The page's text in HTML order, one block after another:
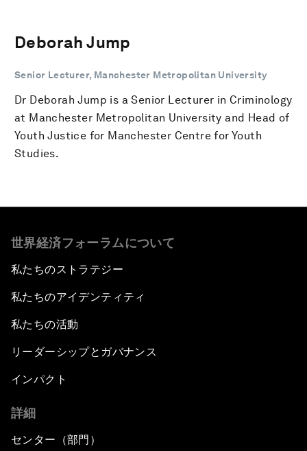
Deborah Jump
Senior Lecturer, Manchester Metropolitan University
Dr Deborah Jump is a Senior Lecturer in Criminology
at Manchester Metropolitan University and Head of
Youth Justice for Manchester Centre for Youth
Studies.
世界経済フォーラムについて
私たちのストラテジー
私たちのアイデンティティ
私たちの活動
リーダーシップとガバナンス
インパクト
詳細
センター（部門）